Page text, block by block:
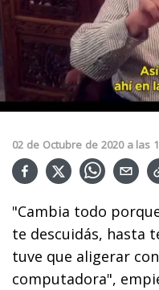
02 de Octubre de 2020 a las
"Cambia todo
te descuidás, hasta
tuve que aligerar
computadora",